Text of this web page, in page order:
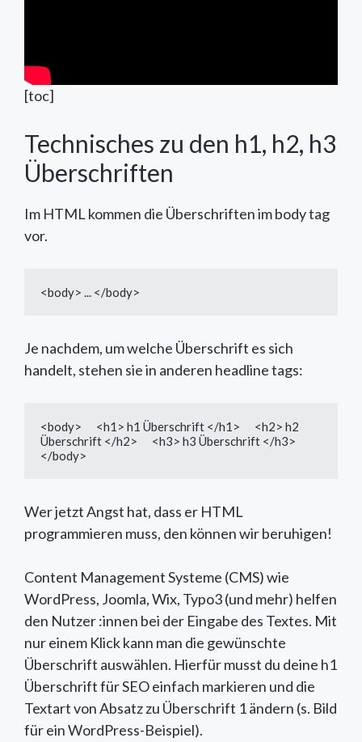
[toc]
Technisches zu den h1, h2, h3
Überschriften
Im HTML kommen die Überschriften im body tag
vor.
<body> ... </body>
Je nachdem, um welche Überschrift es sich
handelt, stehen sie in anderen headline tags:
<body>      <h1> h1 Überschrift </h1>      <h2> h2
Überschrift </h2>      <h3> h3 Überschrift </h3>
</body>
Wer jetzt Angst hat, dass er HTML
programmieren muss, den können wir beruhigen!
Content Management Systeme (CMS) wie
WordPress, Joomla, Wix, Typo3 (und mehr) helfen
den Nutzer :innen bei der Eingabe des Textes. Mit
nur einem Klick kann man die gewünschte
Überschrift auswählen. Hierfür musst du deine h1
Überschrift für SEO einfach markieren und die
Textart von Absatz zu Überschrift 1 ändern (s. Bild
für ein WordPress-Beispiel).